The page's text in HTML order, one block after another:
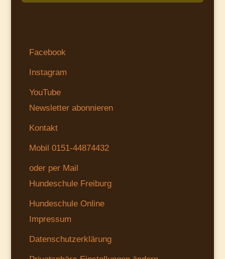
Facebook
Instagram
YouTube
Newsletter abonnieren
Kontakt
Mobil 0151-44874432
oder per Mail
Hundeschule Freiburg
Hundeschule Online
Impressum
Datenschutzerklärung